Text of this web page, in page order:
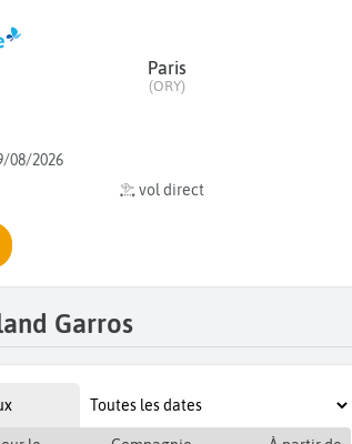
Paris
(ORY)
08/2026
vol direct
Garros